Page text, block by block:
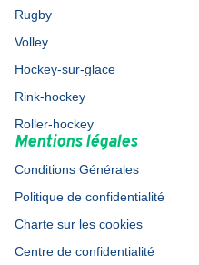
Rugby
Volley
Hockey-sur-glace
Rink-hockey
Roller-hockey
Mentions légales
Conditions Générales
Politique de confidentialité
Charte sur les cookies
Centre de confidentialité